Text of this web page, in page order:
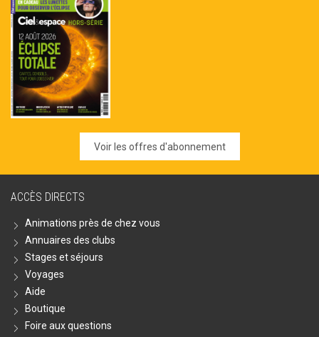
Voir les offres d'abonnement
ACCÈS DIRECTS
Animations près de chez vous
Annuaires des clubs
Stages et séjours
Voyages
Aide
Boutique
Foire aux questions